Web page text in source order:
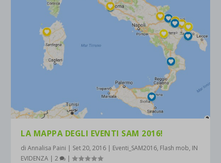
LA MAPPA DEGLI EVENTI SAM 2016!
diAnnalisa Paini | Set 20, 2016 | Eventi_SAM2016, Flash mob, IN
EVIDENZA |2 |